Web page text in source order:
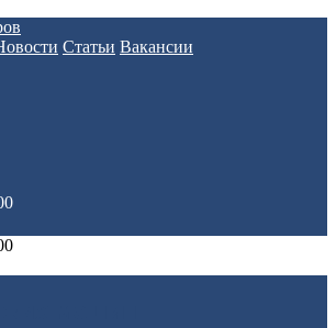
Статьи Вакансии